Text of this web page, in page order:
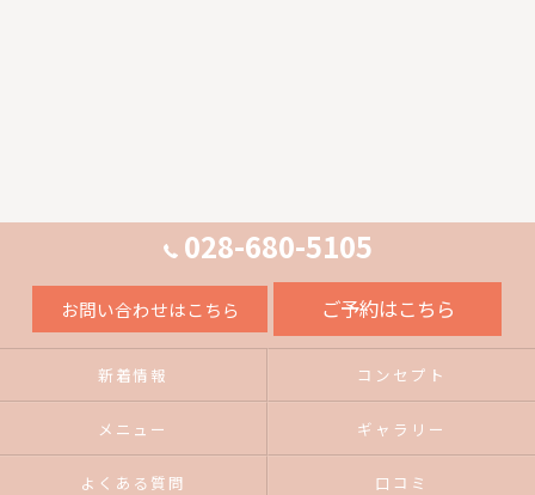
028-680-5105
お問い合わせはこちら ご予約はこちら
新着情報 コンセプト
メニュー ギャラリー
よくある質問 口コミ